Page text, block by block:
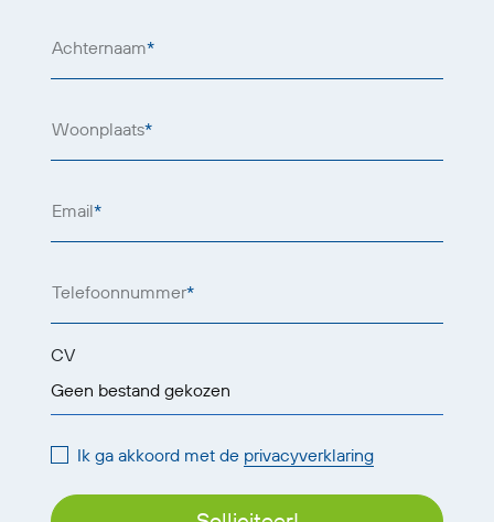
Achternaam*
Woonplaats*
Email*
Telefoonnummer*
CV
Geen bestand gekozen
Ik ga akkoord met de privacyverklaring